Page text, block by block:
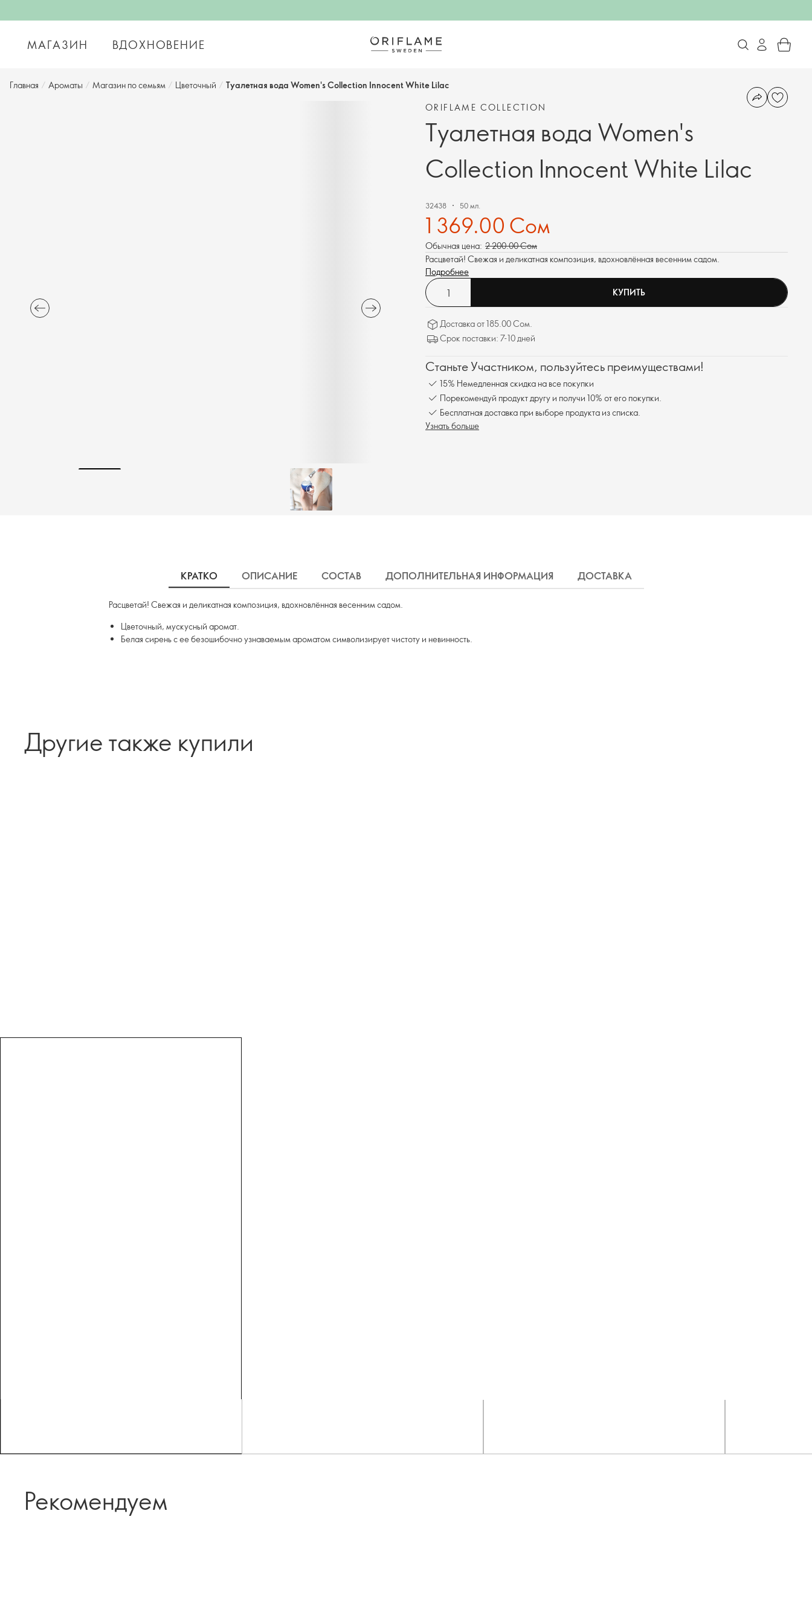
МАГАЗИН ВДОХНОВЕНИЕ
Главная / Ароматы / Магазин по семьям / Цветочный / Туалетная вода Women's Collection Innocent White Lilac
ORIFLAME COLLECTION
Туалетная вода Women's
Collection Innocent White Lilac
32438 50 мл.
1 369.00 Сом
Обычная цена: 2 200.00 Сом
Расцветай! Свежая и деликатная композиция, вдохновлённая весенним садом.
Подробнее
КУПИТЬ
Доставка от 185.00 Сом.
Срок поставки: 7-10 дней
Станьте Участником, пользуйтесь преимуществами!
15% Немедленная скидка на все покупки
Порекомендуй продукт другу и получи 10% от его покупки.
Бесплатная доставка при выборе продукта из списка.
Узнать больше
КРАТКО ОПИСАНИЕ СОСТАВ ДОПОЛНИТЕЛЬНАЯ ИНФОРМАЦИЯ ДОСТАВКА
Расцветай! Свежая и деликатная композиция, вдохновлённая весенним садом.
Цветочный, мускусный аромат.
Белая сирень с ее безошибочно узнаваемым ароматом символизирует чистоту и невинность.
Другие также купили
Рекомендуем